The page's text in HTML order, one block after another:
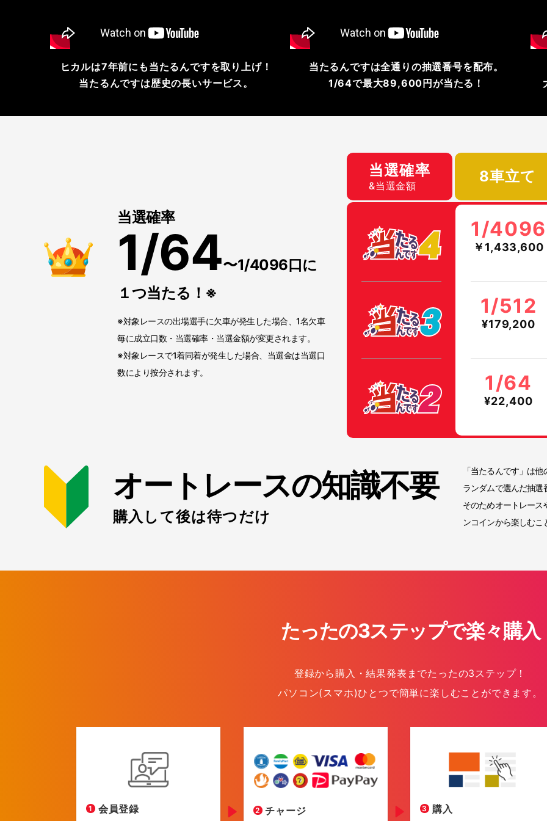
ヒカルは7年前にも当たるんですを取り上げ！
当たるんですは歴史の長いサービス。
当たるんですは全通りの抽選番号を配布。
1/64で最大89,600円が当たる！
当選確率
1/64〜1/4096口に
１つ当たる！※
※対象レースの出場選手に欠車が発生した場合、1名欠車
毎に成立口数・当選確率・当選金額が変更されます。
※対象レースで1着同着が発生した場合、当選金は当選口
数により按分されます。
当選確率
&当選金額
8車立て
1/4096
￥1,433,600
1/512
¥179,200
1/64
¥22,400
オートレースの知識不要
購入して後は待つだけ
「当たるんです」は
ランダムで選んだ抽選
そのためオートレース
ンコインから楽しむこ
たったの3ステップで楽々購入
登録から購入・結果発表までたったの3ステップ！
パソコン(スマホ)ひとつで簡単に楽しむことができます。
1 会員登録 2 チャージ 3 購入